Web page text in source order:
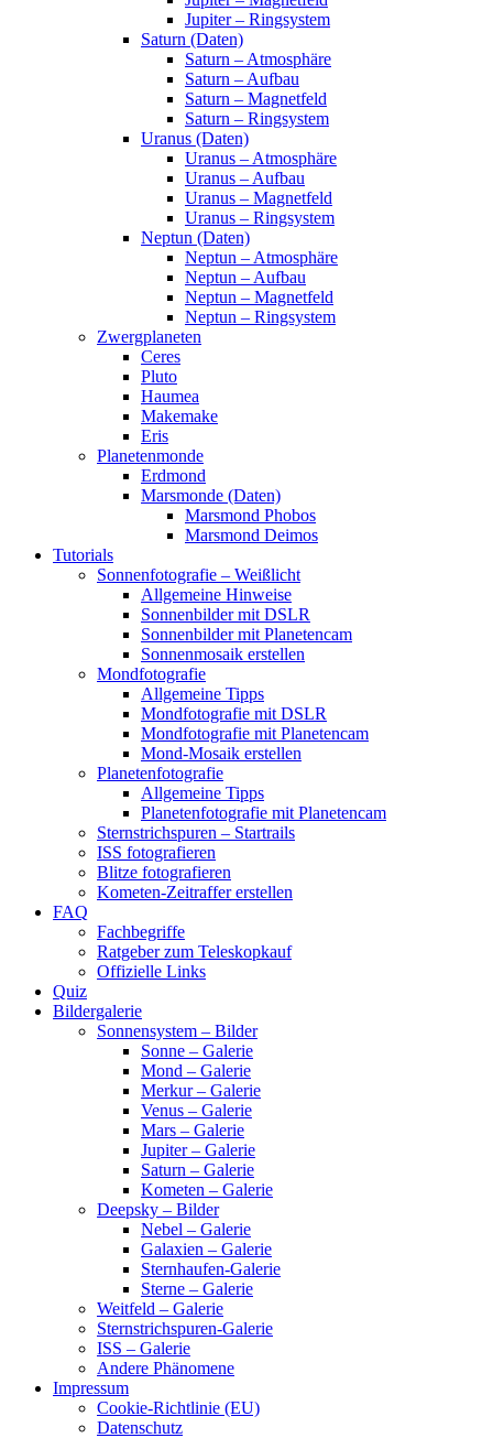
Jupiter – Ringsystem
Saturn (Daten)
Saturn – Atmosphäre
Saturn – Aufbau
Saturn – Magnetfeld
Saturn – Ringsystem
Uranus (Daten)
Uranus – Atmosphäre
Uranus – Aufbau
Uranus – Magnetfeld
Uranus – Ringsystem
Neptun (Daten)
Neptun – Atmosphäre
Neptun – Aufbau
Neptun – Magnetfeld
Neptun – Ringsystem
Zwergplaneten
Ceres
Pluto
Haumea
Makemake
Eris
Planetenmonde
Erdmond
Marsmonde (Daten)
Marsmond Phobos
Marsmond Deimos
Tutorials
Sonnenfotografie – Weißlicht
Allgemeine Hinweise
Sonnenbilder mit DSLR
Sonnenbilder mit Planetencam
Sonnenmosaik erstellen
Mondfotografie
Allgemeine Tipps
Mondfotografie mit DSLR
Mondfotografie mit Planetencam
Mond-Mosaik erstellen
Planetenfotografie
Allgemeine Tipps
Planetenfotografie mit Planetencam
Sternstrichspuren – Startrails
ISS fotografieren
Blitze fotografieren
Kometen-Zeitraffer erstellen
FAQ
Fachbegriffe
Ratgeber zum Teleskopkauf
Offizielle Links
Quiz
Bildergalerie
Sonnensystem – Bilder
Sonne – Galerie
Mond – Galerie
Merkur – Galerie
Venus – Galerie
Mars – Galerie
Jupiter – Galerie
Saturn – Galerie
Kometen – Galerie
Deepsky – Bilder
Nebel – Galerie
Galaxien – Galerie
Sternhaufen-Galerie
Sterne – Galerie
Weitfeld – Galerie
Sternstrichspuren-Galerie
ISS – Galerie
Andere Phänomene
Impressum
Cookie-Richtlinie (EU)
Datenschutz